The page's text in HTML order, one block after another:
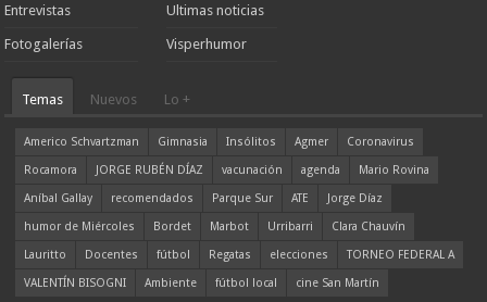
Entrevistas
Fotogalerías
Ultimas noticias
Visperhumor
Temas Nuevos Lo +
Americo Schvartzman Gimnasia Insólitos Agmer
Coronavirus
Rocamora
JORGE RUBÉN DÍAZ vacunación agenda
Mario Rovina
Aníbal Gallay
recomendados Parque Sur ATE
Jorge Díaz
humor de Miércoles
Bordet Marbot Urribarri
Clara Chauvín
Lauritto
Docentes fútbol Regatas elecciones
TORNEO FEDERAL A
VALENTÍN BISOGNI
Ambiente fútbol local cine San Martín